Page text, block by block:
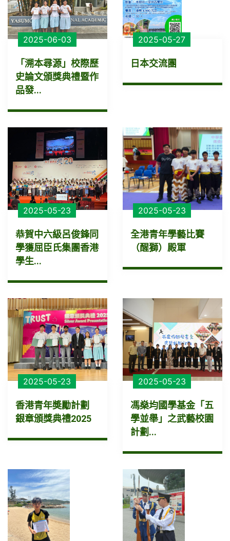
2025-06-03
「溯本尋源」校際歷
史論文頒獎典禮暨作
品發...
2025-05-27
日本交流團
2025-05-23
恭賀中六級呂俊鋒同
學獲屈臣氏集團香港
學生...
2025-05-23
全港青年學藝比賽
（醒獅）殿軍
2025-05-23
香港青年奬勵計劃
銀章頒獎典禮2025
2025-05-23
馮燊均國學基金「五
學並舉」之武藝校園
計劃...